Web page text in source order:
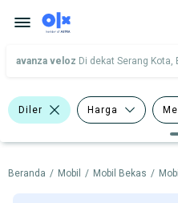
avanza veloz Di dekat Serang Kota,
Diler Harga
Tahun Tipe Bodi
Tipe Membership
Beranda / Mobil / Mobil Bekas /